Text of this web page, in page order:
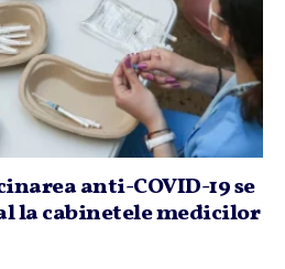
anti-COVID-19 se
la cabinetele medicilor